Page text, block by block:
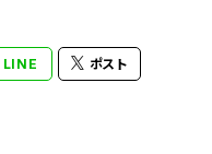
LINE ポスト